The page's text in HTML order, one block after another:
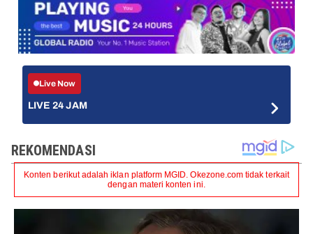
Live Now
LIVE 24 JAM